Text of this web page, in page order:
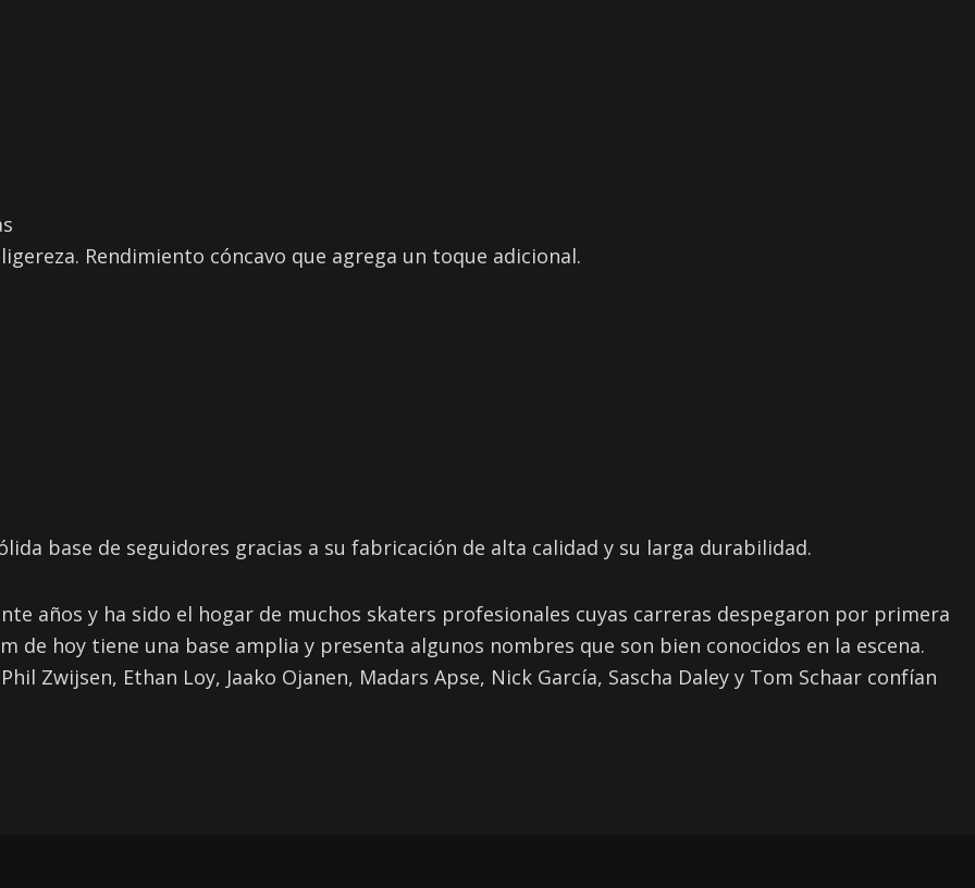
Rendimiento cóncavo que agrega un toque adicional.
base de seguidores gracias a su fabricación de alta calidad y su larga durabilidad.
años y ha sido el hogar de muchos skaters profesionales cuyas carreras despegaron por primera
de hoy tiene una base amplia y presenta algunos nombres que son bien conocidos en la escena.
Zwijsen, Ethan Loy, Jaako Ojanen, Madars Apse, Nick García, Sascha Daley y Tom Schaar confían